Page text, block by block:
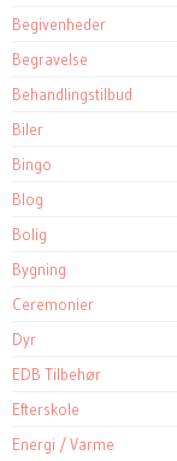
Begivenheder
Begravelse
Behandlingstilbud
Biler
Bingo
Blog
Bolig
Bygning
Ceremonier
Dyr
EDB Tilbehør
Efterskole
Energi / Varme